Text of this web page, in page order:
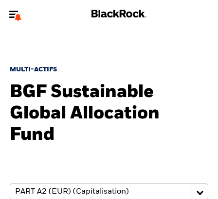
Nous connaître
Produits
Thèmes
Particuliers
MULTI-ACTIFS
BGF Sustainable
Global Allocation
Fund